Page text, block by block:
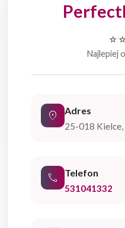
Najlepiej
location_on Adres
25-018
phone Telefon
531041332